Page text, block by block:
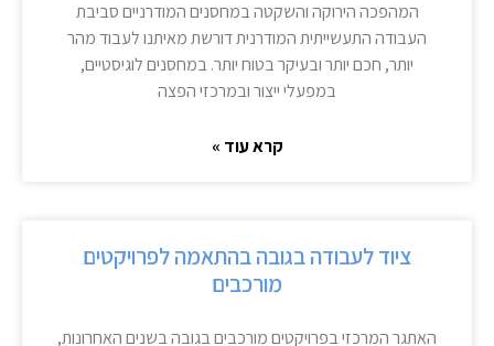
המהפכה הירוקה והשקטה במחסנים המודרניים סביבת
העבודה התעשייתית המודרנית דורשת מאיתנו לעבוד מהר
יותר, חכם יותר ובעיקר בטוח יותר. במחסנים לוגיסטיים,
במפעלי ייצור ובמרכזי הפצה
קרא עוד »
ציוד לעבודה בגובה בהתאמה לפרויקטים
מורכבים
האתגר המרכזי בפרויקטים מורכבים בגובה בשנים האחרונות,